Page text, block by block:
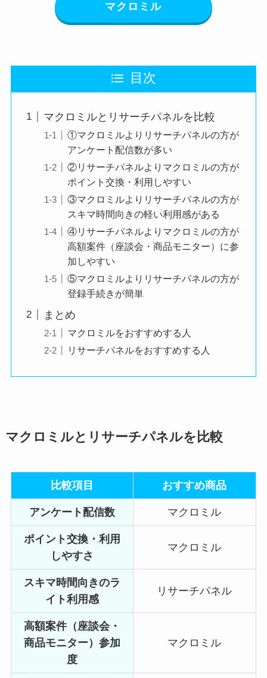
マクロミル
目次
マクロミルとリサーチパネルを比較
①マクロミルよりリサーチパネルの方が
アンケート配信数が多い
②リサーチパネルよりマクロミルの方が
ポイント交換・利用しやすい
③マクロミルよりリサーチパネルの方が
スキマ時間向きの軽い利用感がある
④リサーチパネルよりマクロミルの方が
高額案件（座談会・商品モニター）に参
加しやすい
⑤マクロミルよりリサーチパネルの方が
登録手続きが簡単
まとめ
マクロミルをおすすめする人
リサーチパネルをおすすめする人
マクロミルとリサーチパネルを比較
比較項目 おすすめ商品
アンケート配信数 マクロミル
ポイント交換・利用
しやすさ
マクロミル
スキマ時間向きのラ
イト利用感
リサーチパネル
高額案件（座談会・
商品モニター）参加
度
マクロミル